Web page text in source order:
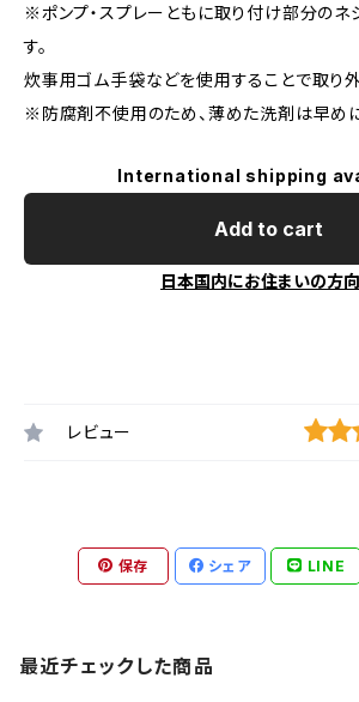
※ポンプ・スプレーともに取り付け部分のネ
す。
炊事用ゴム手袋などを使用することで取り外
※防腐剤不使用のため、薄めた洗剤は早めに
International shipping
Add to cart
日本国内にお住まいの方
レビュー
保存 シェア LINE
最近チェックした商品